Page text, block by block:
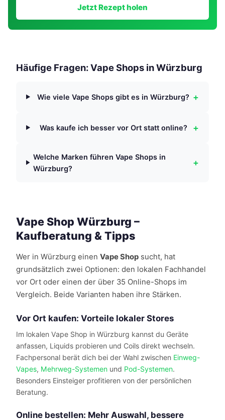
Jetzt Rezept holen
Häufige Fragen: Vape Shops in Würzburg
Wie viele Vape Shops gibt es in Würzburg? +
Was kaufe ich besser vor Ort statt online? +
Welche Marken führen Vape Shops in
Würzburg?
+
Vape Shop Würzburg –
Kaufberatung & Tipps
Wer in Würzburg einen Vape Shop sucht, hat
grundsätzlich zwei Optionen: den lokalen Fachhandel
vor Ort oder einen der über 35 Online-Shops im
Vergleich. Beide Varianten haben ihre Stärken.
Vor Ort kaufen: Vorteile lokaler Stores
Im lokalen Vape Shop in Würzburg kannst du Geräte
anfassen, Liquids probieren und Coils direkt wechseln.
Fachpersonal berät dich bei der Wahl zwischen Einweg-
Vapes, Mehrweg-Systemen und Pod-Systemen.
Besonders Einsteiger profitieren von der persönlichen
Beratung.
Online bestellen: Mehr Auswahl, bessere